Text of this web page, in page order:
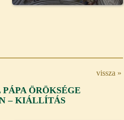
vissza »
ÖRÖKSÉGE
– KIÁLLÍTÁS